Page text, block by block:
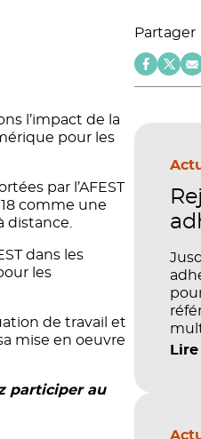
l’impact de la
pour les
par l’AFEST
comme une
distance.
dans les
les
de travail et
mise en oeuvre
participer au
Partager